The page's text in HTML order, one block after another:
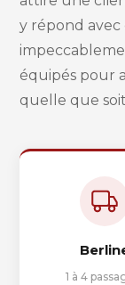
y répond avec
équipés pour
quelle que
1 à 4